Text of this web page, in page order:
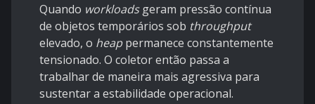
Quando workloadsgeram pressão contínua
de objetos temporários sob throughput
elevado, o heappermanece constantemente
tensionado. O coletor então passa a
trabalhar de maneira mais agressiva para
sustentar a estabilidade operacional.